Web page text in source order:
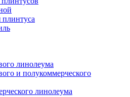
линолеума
и полукоммерческого
линолеума